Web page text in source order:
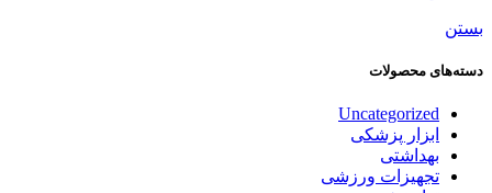
بستن
دسته‌های محصولات
Uncategorized
ابزار پزشکی
بهداشتی
تجهیزات ورزشی